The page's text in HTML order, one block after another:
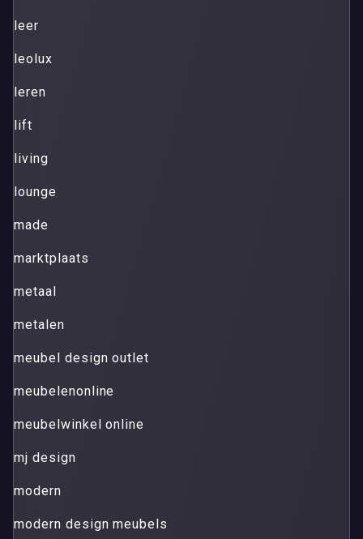
leer
leolux
leren
lift
living
lounge
made
marktplaats
metaal
metalen
meubel design outlet
meubelenonline
meubelwinkel online
mj design
modern
modern design meubels